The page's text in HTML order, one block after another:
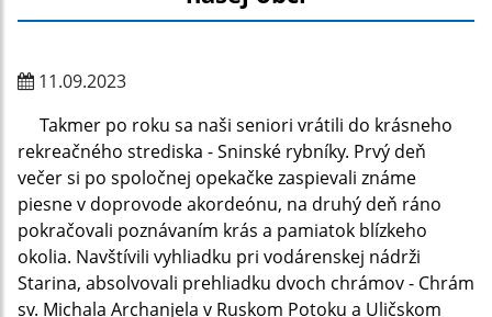
11.09.2023
Takmer po roku sa naši seniori vrátili do krásneho
rekreačného strediska - Sninské rybníky. Prvý deň
večer si po spoločnej opekačke zaspievali známe
piesne v doprovode akordeónu, na druhý deň ráno
pokračovali poznávaním krás a pamiatok blízkeho
okolia. Navštívili vyhliadku pri vodárenskej nádrži
Starina, absolvovali prehliadku dvoch chrámov - Chrám
sv. Michala Archanjela v Ruskom Potoku a Uličskom